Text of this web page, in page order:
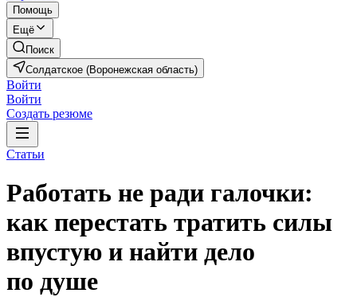
Помощь
Ещё
Поиск
Солдатское (Воронежская область)
Войти
Войти
Создать резюме
Статьи
Работать не ради галочки:
как перестать тратить силы
впустую и найти дело
по душе